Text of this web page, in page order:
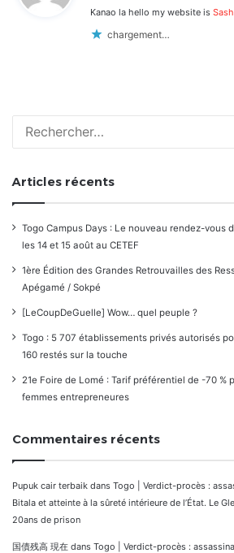
Kanao la hello my website is
chargement…
Articles récents
Togo Campus Days : Le nouveau rendez-vous
les 14 et 15 août au CETEF
1ère Édition des Grandes Retrouvailles des
Apégamé / Sokpé
[LeCoupDeGuelle] Wow… quel peuple ?
Togo : 5 707 établissements privés autorisés
160 restés sur la touche
21e Foire de Lomé : Tarif préférentiel de -70 %
femmes entrepreneures
Commentaires récents
Pupuk cair terbaik dans Togo | Verdict-procès :
Bitala et atteinte à la sûreté intérieure de l’État. Le
20ans de prison
国債残高 現在 dans Togo | Verdict-procès :